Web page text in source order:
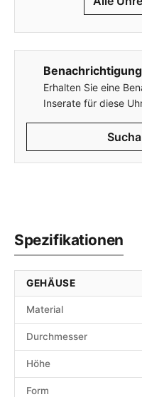
Erhalten Sie eine
Inserate für diese
Spezifikationen
GEHÄUSE
Material
Durchmesser
Höhe
Form